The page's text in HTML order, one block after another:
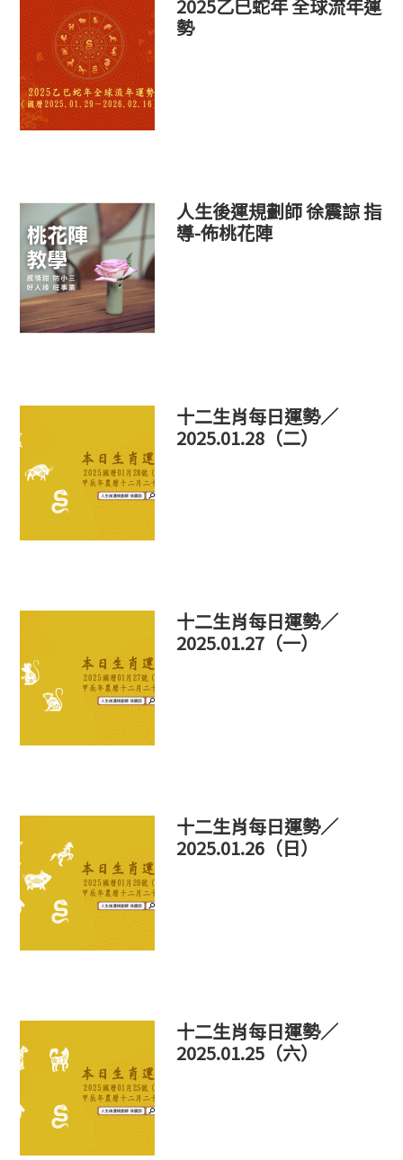
2025乙巳蛇年 全球流年運
勢
人生後運規劃師 徐震諒 指
導-佈桃花陣
十二生肖每日運勢／
2025.01.28（二）
十二生肖每日運勢／
2025.01.27（一）
十二生肖每日運勢／
2025.01.26（日）
十二生肖每日運勢／
2025.01.25（六）